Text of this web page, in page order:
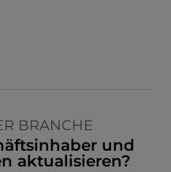
BRANCHE
und
aktualisieren?